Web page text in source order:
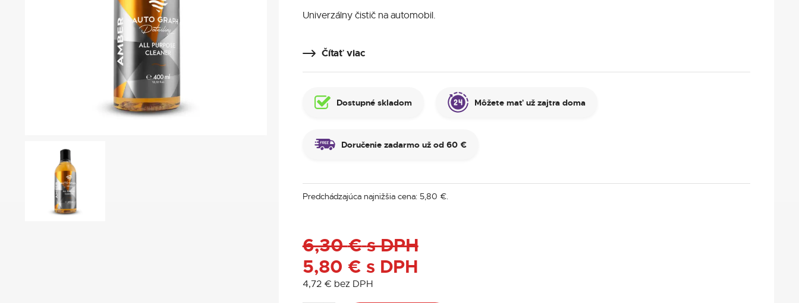
Univerzálny čistič na automobil.
Čítať viac
Dostupné skladom Môžete mať už zajtra doma
Doručenie zadarmo už od 60 €
Predchádzajúca najnižšia cena: 5,80 €.
6,30€ s DPH
5,80 € s DPH
4,72 € bez DPH